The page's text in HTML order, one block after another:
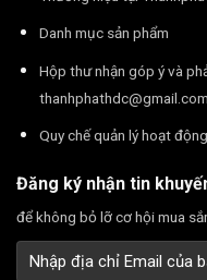
Danh mục sản phẩm
Hộp thư nhận góp ý và
thanhphathdc@gmail.com
Quy chế quản lý hoạt động
Đăng ký nhận tin
để không bỏ lỡ cơ hội mua